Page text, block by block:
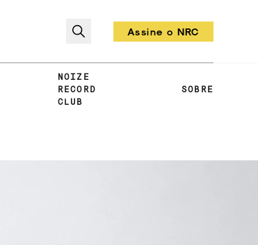
Assine o NRC
NOIZE
RECORD
CLUB
SOBRE